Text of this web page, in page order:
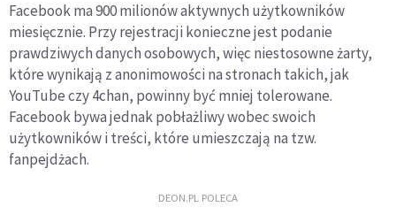
Facebook ma 900 milionów aktywnych użytkowników
miesięcznie. Przy rejestracji konieczne jest podanie
prawdziwych danych osobowych, więc niestosowne żarty,
które wynikają z anonimowości na stronach takich, jak
YouTube czy 4chan, powinny być mniej tolerowane.
Facebook bywa jednak pobłażliwy wobec swoich
użytkowników i treści, które umieszczają na tzw.
fanpejdżach.
DEON.PL POLECA